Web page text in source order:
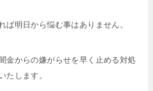
ば明日から悩む事はありません。
金からの嫌がらせを早く止める対処
たします。